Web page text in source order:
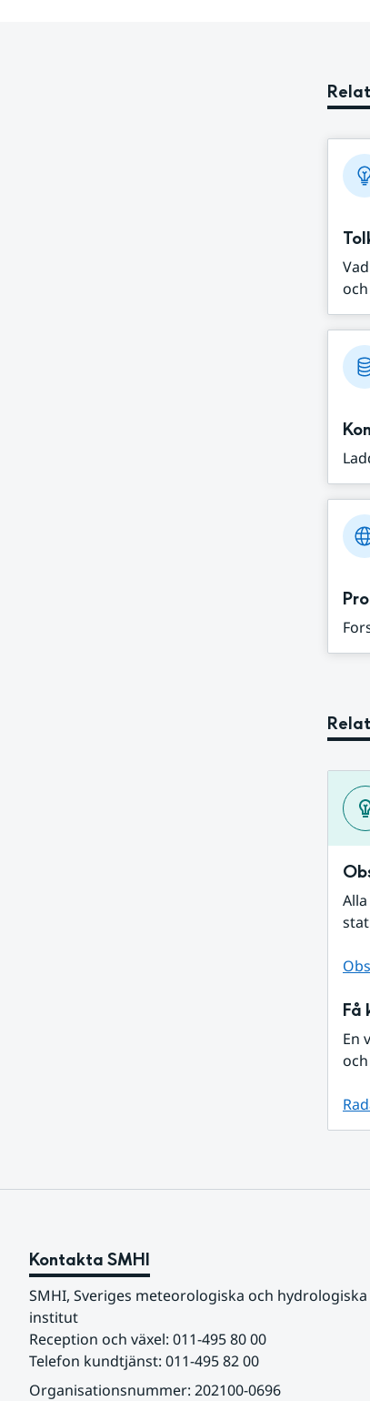
Få
En
Kontakta SMHI
SMHI, Sveriges meteorologiska och hydrologiska
institut
Reception och växel: 011-495 80 00
Telefon kundtjänst: 011-495 82 00
Organisationsnummer: 202100-0696